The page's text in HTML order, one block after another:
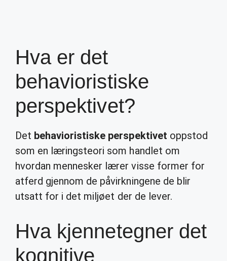
Hva er det
behavioristiske
perspektivet?
Det behavioristiske perspektivet oppstod
som en læringsteori som handlet om
hvordan mennesker lærer visse former for
atferd gjennom de påvirkningene de blir
utsatt for i det miljøet der de lever.
Hva kjennetegner det
kognitive